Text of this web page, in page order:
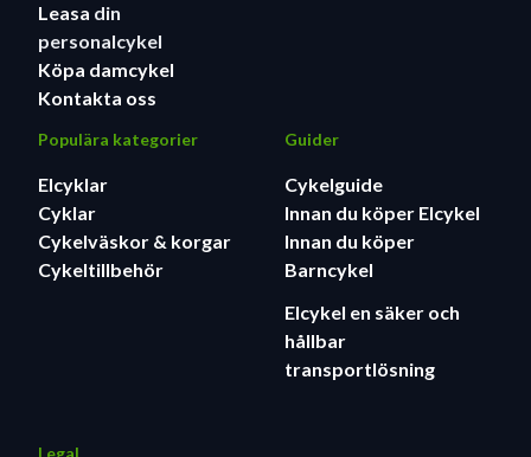
Leasa din
personalcykel
Köpa damcykel
Kontakta oss
Populära kategorier
Elcyklar
Cyklar
Cykelväskor & korgar
Cykeltillbehör
Guider
Cykelguide
Innan du köper Elcykel
Innan du köper
Barncykel
Elcykel en säker och
hållbar
transportlösning
Legal